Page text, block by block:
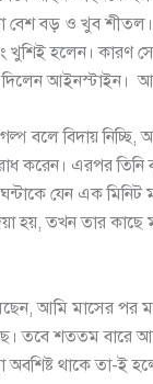
বেশ বড় ও খুব
খুশিই হলেন। কারণ
আইনস্টাইন।
বলে বিদায়
করেন। এরপর
যেন এক মিনিট
হয়, তখন তার
আমি মাসের পর
তবে শততম বারে
থাকে তা-ই